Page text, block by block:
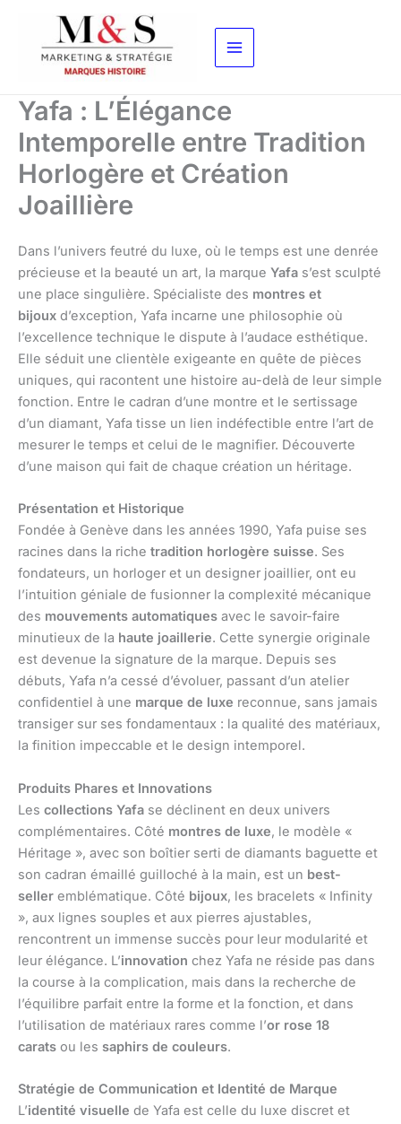
contenu
Yafa : L’Élégance
Intemporelle entre Tradition
Horlogère et Création
Joaillière
Dans l’univers feutré du luxe, où le temps est une denrée
précieuse et la beauté un art, la marque Yafa s’est sculpté
une place singulière. Spécialiste des montres et
bijoux d’exception, Yafa incarne une philosophie où
l’excellence technique le dispute à l’audace esthétique.
Elle séduit une clientèle exigeante en quête de pièces
uniques, qui racontent une histoire au-delà de leur simple
fonction. Entre le cadran d’une montre et le sertissage
d’un diamant, Yafa tisse un lien indéfectible entre l’art de
mesurer le temps et celui de le magnifier. Découverte
d’une maison qui fait de chaque création un héritage.
Présentation et Historique
Fondée à Genève dans les années 1990, Yafa puise ses
racines dans la riche tradition horlogère suisse. Ses
fondateurs, un horloger et un designer joaillier, ont eu
l’intuition géniale de fusionner la complexité mécanique
des mouvements automatiques avec le savoir-faire
minutieux de la haute joaillerie. Cette synergie originale
est devenue la signature de la marque. Depuis ses
débuts, Yafa n’a cessé d’évoluer, passant d’un atelier
confidentiel à une marque de luxe reconnue, sans jamais
transiger sur ses fondamentaux : la qualité des matériaux,
la finition impeccable et le design intemporel.
Produits Phares et Innovations
Les collections Yafa se déclinent en deux univers
complémentaires. Côté montres de luxe, le modèle «
Héritage », avec son boîtier serti de diamants baguette et
son cadran émaillé guilloché à la main, est un best-
seller emblématique. Côté bijoux, les bracelets « Infinity
», aux lignes souples et aux pierres ajustables,
rencontrent un immense succès pour leur modularité et
leur élégance. L’innovation chez Yafa ne réside pas dans
la course à la complication, mais dans la recherche de
l’équilibre parfait entre la forme et la fonction, et dans
l’utilisation de matériaux rares comme l’or rose 18
carats ou les saphirs de couleurs.
Stratégie de Communication et Identité de Marque
L’identité visuelle de Yafa est celle du luxe discret et